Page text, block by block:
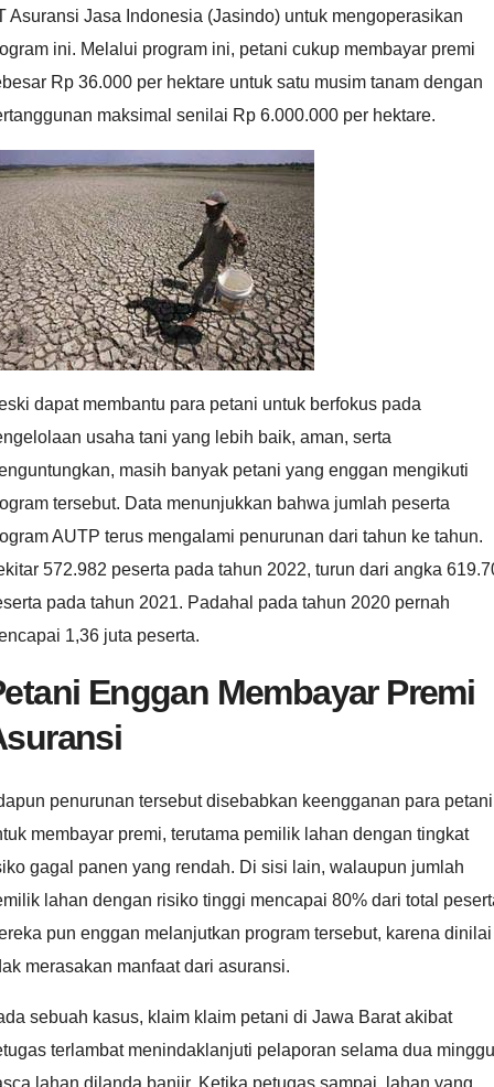
Asuransi Jasa Indonesia (Jasindo) untuk mengoperasikan
ini. Melalui program ini, petani cukup membayar premi
Rp 36.000 per hektare untuk satu musim tanam dengan
maksimal senilai Rp 6.000.000 per hektare.
dapat membantu para petani untuk berfokus pada
usaha tani yang lebih baik, aman, serta
masih banyak petani yang enggan mengikuti
tersebut. Data menunjukkan bahwa jumlah peserta
AUTP terus mengalami penurunan dari tahun ke tahun.
572.982 peserta pada tahun 2022, turun dari angka
pada tahun 2021. Padahal pada tahun 2020 pernah
1,36 juta peserta.
Enggan Membayar Premi
penurunan tersebut disebabkan keengganan para petani
membayar premi, terutama pemilik lahan dengan tingkat
gagal panen yang rendah. Di sisi lain, walaupun jumlah
lahan dengan risiko tinggi mencapai 80% dari total
pun enggan melanjutkan program tersebut, karena dinilai
merasakan manfaat dari asuransi.
sebuah kasus, klaim klaim petani di Jawa Barat akibat
terlambat menindaklanjuti pelaporan selama dua minggu